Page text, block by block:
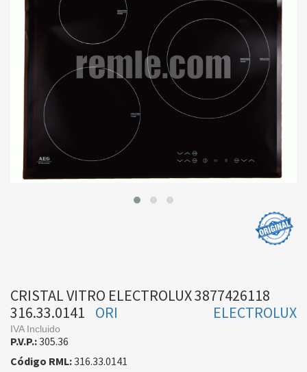
CRISTAL VITRO ELECTROLUX 3877426118
316.33.0141
ELECTROLUX
ORI
IVA Incluido
P.V.P.:305.36
Código RML:316.33.0141